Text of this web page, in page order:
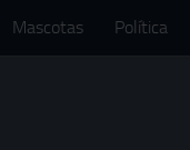
Mascotas Política